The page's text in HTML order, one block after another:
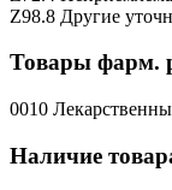
Z98.8 Другие
Товары фарм.
0010
Наличие